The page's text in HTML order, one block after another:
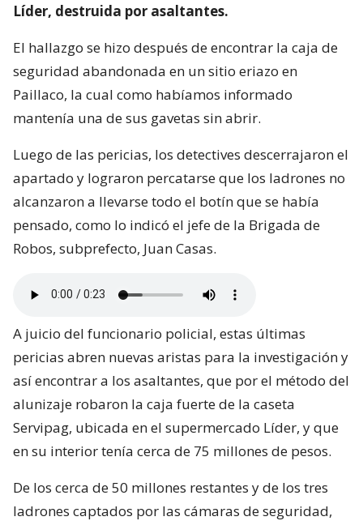
Líder, destruida por asaltantes.
El hallazgo se hizo después de encontrar la caja de
seguridad abandonada en un sitio eriazo en
Paillaco, la cual como habíamos informado
mantenía una de sus gavetas sin abrir.
Luego de las pericias, los detectives descerrajaron el
apartado y lograron percatarse que los ladrones no
alcanzaron a llevarse todo el botín que se había
pensado, como lo indicó el jefe de la Brigada de
Robos, subprefecto, Juan Casas.
A juicio del funcionario policial, estas últimas
pericias abren nuevas aristas para la investigación y
así encontrar a los asaltantes, que por el método del
alunizaje robaron la caja fuerte de la caseta
Servipag, ubicada en el supermercado Líder, y que
en su interior tenía cerca de 75 millones de pesos.
De los cerca de 50 millones restantes y de los tres
ladrones captados por las cámaras de seguridad,